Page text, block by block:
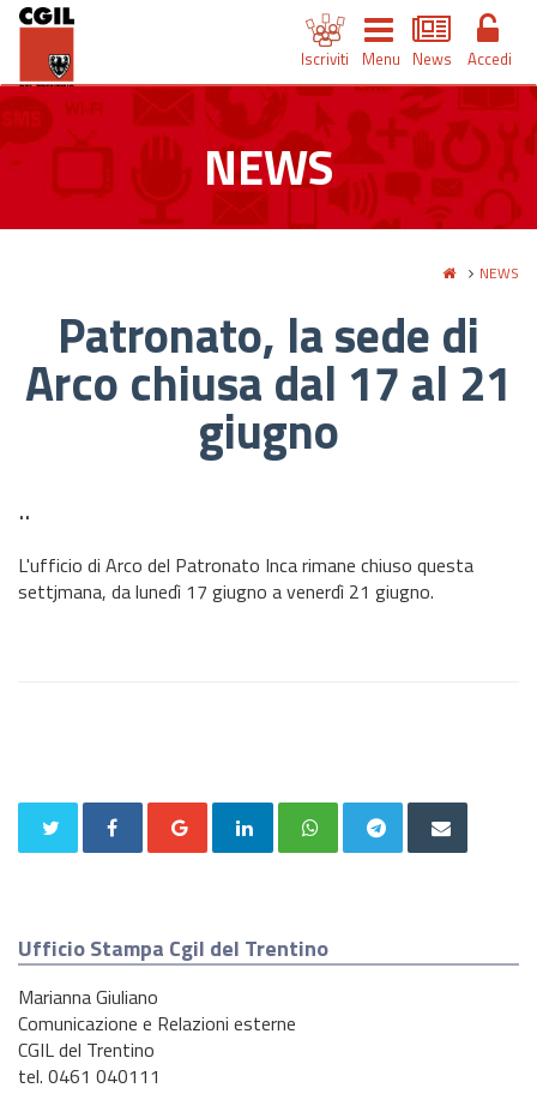
Iscriviti Menu News Accedi
NEWS
NEWS
Patronato, la sede di
Arco chiusa dal 17 al 21
giugno
..
L'ufficio di Arco del Patronato Inca rimane chiuso questa
settjmana, da lunedì 17 giugno a venerdì 21 giugno.
Ufficio Stampa Cgil del Trentino
Marianna Giuliano
Comunicazione e Relazioni esterne
CGIL del Trentino
tel. 0461 040111